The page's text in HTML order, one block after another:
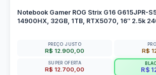
Notebook Gamer ROG Strix G16 G615JPR-
14900HX, 32GB, 1TB, RTX5070, 16″ 2.5k
PREÇO JUSTO
R$ 12.900,00 R$
SUPER OFERTA
R$ 12.700,00 R$